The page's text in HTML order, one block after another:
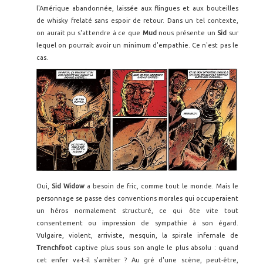
l'Amérique abandonnée, laissée aux flingues et aux bouteilles
de whisky frelaté sans espoir de retour. Dans un tel contexte,
on aurait pu s'attendre à ce que Mudnous présente un Sid sur
lequel on pourrait avoir un minimum d'empathie. Ce n'est pas le
cas.
Oui, Sid Widow a besoin de fric, comme tout le monde. Mais le
personnage se passe des conventions morales qui occuperaient
un héros normalement structuré, ce qui ôte vite tout
consentement ou impression de sympathie à son égard.
Vulgaire, violent, arriviste, mesquin, la spirale infernale de
Trenchfoot captive plus sous son angle le plus absolu : quand
cet enfer va-t-il s'arrêter ? Au gré d'une scène, peut-être,